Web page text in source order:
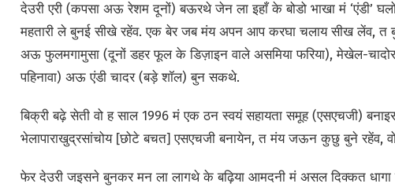
देउरी एरी (कपसा अऊ रेशम दूनों) बऊरथे जेन ला इहाँ के बोडो भाखा मं ‘एंडी’
महतारी ले बुनई सीखे रहेंव. एक बेर जब मंय अपन आप करघा चलाय सीख लेंव, त
अऊ फुलमगामुसा (दूनों डहर फूल के डिज़ाइन वाले असमिया फरिया),मेखेल-
पहिनावा) अऊ एंडी चादर (बड़े शॉल) बुन सकथे.
बिक्री बढ़े सेती वो ह साल 1996 मं एक ठन स्वयं सहायता समूह (एसएचजी)
भेलापाराखुद्रसांचोय [छोटे बचत] एसएचजी बनायेन, त मंय जऊन कुछु बुने रहेंव,
फेर देउरी जइसने बुनकर मन ला लागथे के बढ़िया आमदनी मं असल दिक्कत